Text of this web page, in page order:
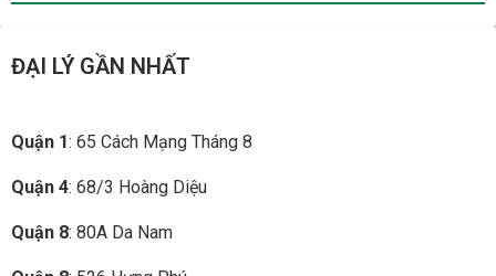
ĐẠI LÝ GẦN NHẤT
Quận 1: 65 Cách Mạng Tháng 8
Quận 4: 68/3 Hoàng Diệu
Quận 8: 80A Da Nam